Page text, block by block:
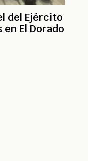
del Ejército
El Dorado